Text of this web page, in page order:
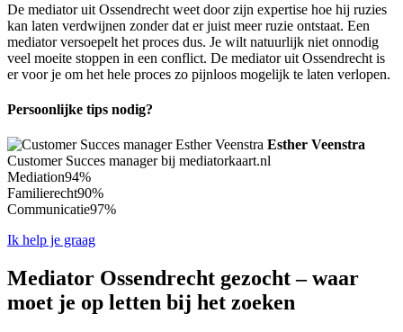
De mediator uit Ossendrecht weet door zijn expertise hoe hij ruzies
kan laten verdwijnen zonder dat er juist meer ruzie ontstaat. Een
mediator versoepelt het proces dus. Je wilt natuurlijk niet onnodig
veel moeite stoppen in een conflict. De mediator uit Ossendrecht is
er voor je om het hele proces zo pijnloos mogelijk te laten verlopen.
Persoonlijke tips nodig?
Esther Veenstra
Customer Succes manager bij mediatorkaart.nl
Mediation94%
Familierecht90%
Communicatie97%
Ik help je graag
Mediator Ossendrecht gezocht – waar
moet je op letten bij het zoeken